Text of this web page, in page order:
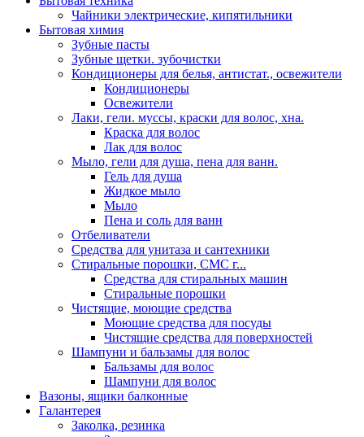
Чайники электрические, кипятильники
Бытовая химия
Зубные пасты
Зубные щетки. зубочистки
Кондиционеры для белья, антистат., освежители
Кондиционеры
Освежители
Лаки, гели. муссы, краски для волос, хна.
Краска для волос
Лак для волос
Мыло, гели для душа, пена для ванн.
Гель для душа
Жидкое мыло
Мыло
Пена и соль для ванн
Отбеливатели
Средства для унитаза и сантехники
Стиральные порошки, СМС г...
Средства для стиральных машин
Стиральные порошки
Чистящие, моющие средства
Моющие средства для посуды
Чистящие средства для поверхностей
Шампуни и бальзамы для волос
Бальзамы для волос
Шампуни для волос
Вазоны, ящики балконные
Галантерея
Заколка, резинка